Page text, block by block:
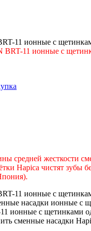
11 ионные с
средней жесткости
Hapica чистят зубы
11 ионные с
насадки ионные с
ионные с щетинками
сменные насадки